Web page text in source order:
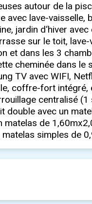
autour de la
avec lave-vaisselle,
jardin d‘hiver
sur le toit,
et dans les 3
cheminée dans le
TV avec WIFI,
coffre-fort intégré,
centralisé
double avec un
matelas de
matelas simples de